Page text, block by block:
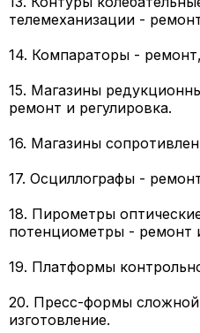
телемеханизации -
14. Компараторы -
15. Магазины
ремонт и регулировка.
16. Магазины
17. Осциллографы -
18. Пирометры
потенциометры - ремонт
19. Платформы
20. Пресс-формы
изготовление.